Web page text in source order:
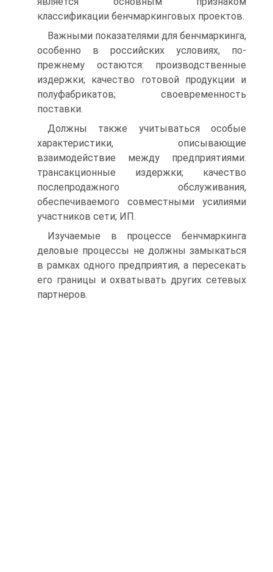
классификации бенчмаркинговых проектов.
Важными показателями для бенчмаркинга,
особенно в российских условиях, по-
прежнему остаются: производственные
издержки; качество готовой продукции и
полуфабрикатов; своевременность
поставки.
Должны также учитываться особые
характеристики, описывающие
взаимодействие между предприятиями:
трансакционные издержки; качество
послепродажного обслуживания,
обеспечиваемого совместными усилиями
участников сети; ИП.
Изучаемые в процессе бенчмаркинга
деловые процессы не должны замыкаться
в рамках одного предприятия, а пересекать
его границы и охватывать других сетевых
партнеров.